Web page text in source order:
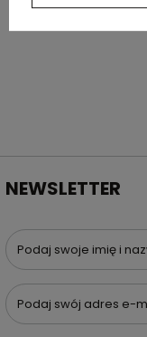
NEWSLETTER
Podaj swoje imię i
Podaj swój adres e-